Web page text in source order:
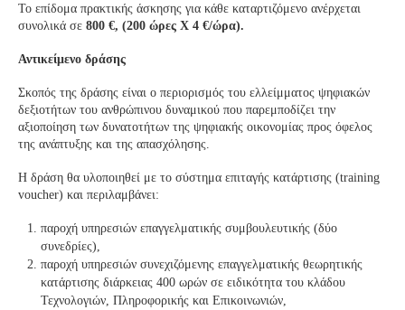
Το επίδομα πρακτικής άσκησης για κάθε καταρτιζόμενο ανέρχεται
συνολικά σε 800 €, (200 ώρες X 4 €/ώρα).
Αντικείμενο δράσης
Σκοπός της δράσης είναι ο περιορισμός του ελλείμματος ψηφιακών
δεξιοτήτων του ανθρώπινου δυναμικού που παρεμποδίζει την
αξιοποίηση των δυνατοτήτων της ψηφιακής οικονομίας προς όφελος
της ανάπτυξης και της απασχόλησης.
Η δράση θα υλοποιηθεί με το σύστημα επιταγής κατάρτισης (training
voucher) και περιλαμβάνει:
παροχή υπηρεσιών επαγγελματικής συμβουλευτικής (δύο
συνεδρίες),
παροχή υπηρεσιών συνεχιζόμενης επαγγελματικής θεωρητικής
κατάρτισης διάρκειας 400 ωρών σε ειδικότητα του κλάδου
Τεχνολογιών, Πληροφορικής και Επικοινωνιών,